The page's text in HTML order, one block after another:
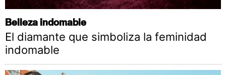
Belleza indomable
El diamante que simboliza la feminidad
indomable